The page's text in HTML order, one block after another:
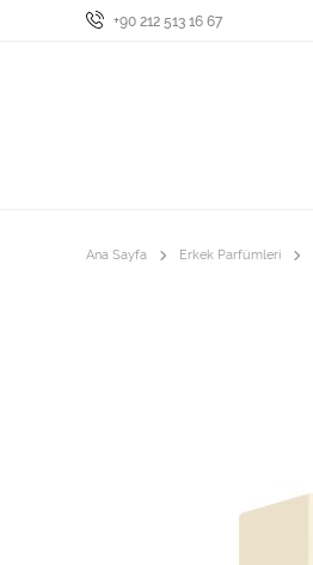
+90 212 513 16 67
Ana Sayfa Erkek Parfümleri